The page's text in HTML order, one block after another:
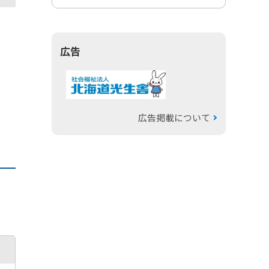
広告
広告掲載について